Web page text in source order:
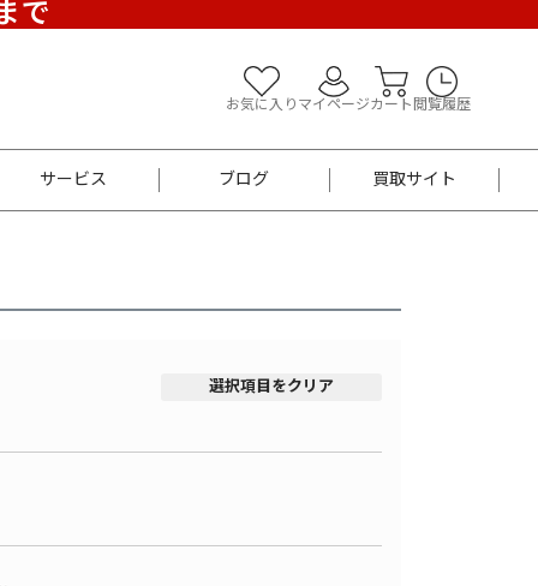
で
お気に入り マイページカート 閲覧履歴
セット
サービス ブログ 買取サイト
選択項目をクリア